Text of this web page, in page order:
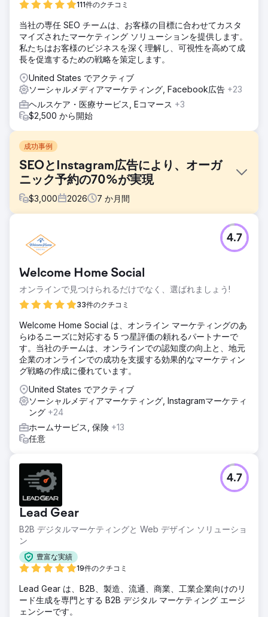
111件のクチコミ
当社の専任 SEO チームは、お客様の目標に合わせてカスタ
マイズされたマーケティング ソリューションを提供します。
私たちはお客様のビジネスを深く理解し、可視性を高めて成
長を促進するための戦略を策定します。
United States でアクティブ
ソーシャルメディアマーケティング, Facebook広告 +23
ヘルスケア・医療サービス, Eコマース +3
$2,500 から開始
成功事例
SEOとInstagram広告により、オーガ
ニック予約の70%が実現
$3,000 2026 7 か月間
ある小規模旅行会社は、顧客獲得を有料広告とオフラインの
パートナーシップに100%依存していました。ウェブサイト
ごくわずか、Instagramのコンテンツからは問い合わせが全
くありませんでした。Google広告とメタ広告のコスト上昇
が利益率を圧迫し、予約ファネル全体でコンバージョン率最
適化が行われておらず、ブランドには持続的な需要創出エン
ジンがありませんでした。彼らは、長期的なSEOとソーシャ
ルメディア戦略を構築できるデジタルマーケティングエージ
ェンシーを必要としていました。
ソリューション
Elatreは、フルファネルのデジタルマーケティングプログラ
ムを実施しました。SEOチームは、目的地に特化したランデ
ィングページ、インテントベースのブログコンテンツ、内部
リンク構造、旅行およびローカルSEO向けのスキーママーク
アップを構築しました。有料メディアチームは、オーディエ
ンスレイヤリング、カスタムビデオリール、毎週テストされ
る証言クリエイティブを使用して、Instagram広告とメタ広
バージョン率最適化を追加し、リード獲得をCRMに統合し、
アトリビューションダッシュボードを構築しました。
結果
7ヶ月以内に、このブランドはSEOとコンテンツマーケティ
ングを通じて、有料顧客獲得率100%からオーガニック予約
率70%へと移行しました。SEOランディングページは、購入
意欲の高いキーワードでGoogle検索結果の1ページ目にラン
クインし、オーガニックトラフィックは8倍以上に増加、
Instagram広告は数千件の質の高い問い合わせを獲得しまし
た。直接予約による収益は15万ドルを超え、顧客獲得単価は
58%減少し、広告費用対効果は1.9倍から4.6倍に上昇しまし
た。現在、同社は主にSEOとソーシャルメディアを通じて事
業を拡大しています。
Welcome Home Social
オンラインで見つけられるだけでなく、選ばれましょう!
33件のクチコミ
4.7
Welcome Home Social は、オンライン マーケティングのあ
らゆるニーズに対応する 5 つ星評価の頼れるパートナーで
す。当社のチームは、オンラインでの認知度の向上と、地元
企業のオンラインでの成功を支援する効果的なマーケティン
グ戦略の作成に優れています。
United States でアクティブ
ソーシャルメディアマーケティング, Instagramマーケティ
ング +24
ホームサービス, 保険 +13
任意
Lead Gear
B2B デジタルマーケティングと Web デザイン ソリューショ
ン
豊富な実績
19件のクチコミ
4.7
Lead Gear は、B2B、製造、流通、商業、工業企業向けのリ
ード生成を専門とする B2B デジタル マーケティング エージ
ェンシーです。